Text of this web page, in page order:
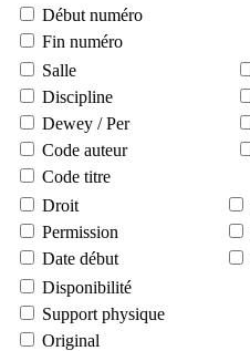
Début numéro
Fin numéro
Salle
Discipline
Dewey / Per
Code auteur
Code titre
Droit
Permission
Date début
Disponibilité
Support physique
Original